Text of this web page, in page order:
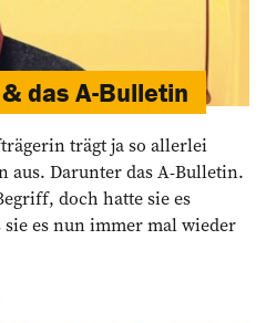
das A-Bulletin
trägt ja so allerlei
aus. Darunter das A-Bulletin.
doch hatte sie es
sie es nun immer mal wieder